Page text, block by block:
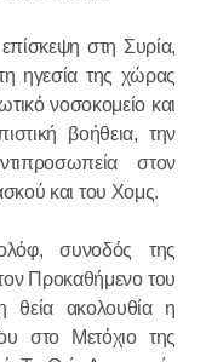
στη Συρία,
ηγεσία της χώρας
νοσοκομείο και
βοήθεια, την
στον
και του Χομς.
συνοδός της
Προκαθήμενο του
θεία ακολουθία η
στο Μετόχιο της